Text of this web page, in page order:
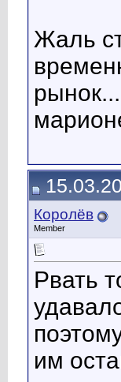
Жаль
Королёв
Member
Рвать
им